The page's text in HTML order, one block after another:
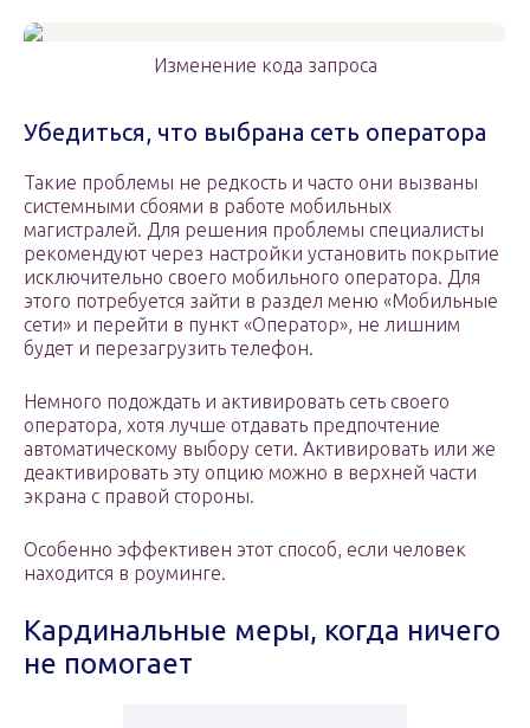
Изменение кода запроса
Убедиться, что выбрана сеть оператора
Такие проблемы не редкость и часто они вызваны
системными сбоями в работе мобильных
магистралей. Для решения проблемы специалисты
рекомендуют через настройки установить покрытие
исключительно своего мобильного оператора. Для
этого потребуется зайти в раздел меню «Мобильные
сети» и перейти в пункт «Оператор», не лишним
будет и перезагрузить телефон.
Немного подождать и активировать сеть своего
оператора, хотя лучше отдавать предпочтение
автоматическому выбору сети. Активировать или же
деактивировать эту опцию можно в верхней части
экрана с правой стороны.
Особенно эффективен этот способ, если человек
находится в роуминге.
Кардинальные меры, когда ничего
не помогает